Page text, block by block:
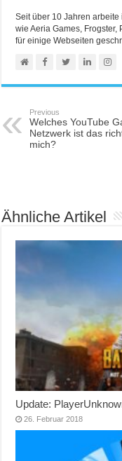
Seit über 10 Jahren
wie Aeria Games,
für einige Webseiten
Previous
Welches YouTube
Netzwerk ist das
mich?
Ähnliche Artikel
Update:
26. Februar 2018